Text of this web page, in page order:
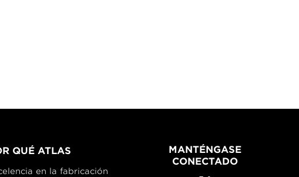
QUÉ ATLAS
en la fabricación
MANTÉNGASE
CONECTADO